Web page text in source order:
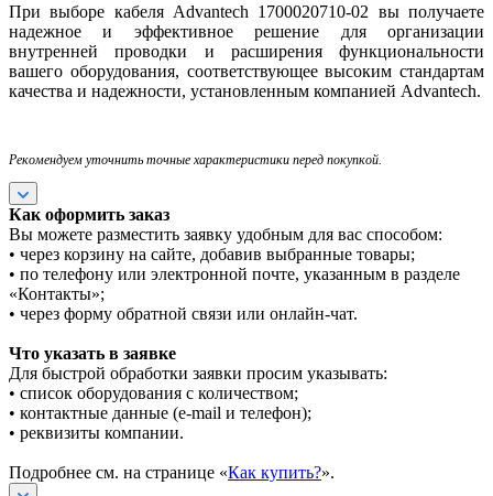
При выборе кабеля Advantech 1700020710-02 вы получаете
надежное и эффективное решение для организации
внутренней проводки и расширения функциональности
вашего оборудования, соответствующее высоким стандартам
качества и надежности, установленным компанией Advantech.
Рекомендуем уточнить точные характеристики перед покупкой.
Как оформить заказ
Вы можете разместить заявку удобным для вас способом:
• через корзину на сайте, добавив выбранные товары;
• по телефону или электронной почте, указанным в разделе
«Контакты»;
• через форму обратной связи или онлайн-чат.
Что указать в заявке
Для быстрой обработки заявки просим указывать:
• список оборудования с количеством;
• контактные данные (e-mail и телефон);
• реквизиты компании.
Подробнее см. на странице «Как купить?».